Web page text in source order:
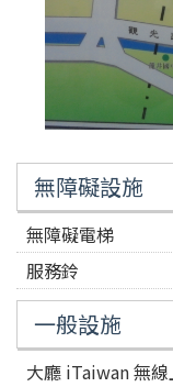
無障礙設施
無障礙電梯
服務鈴
一般設施
大廳 iTaiwan 無